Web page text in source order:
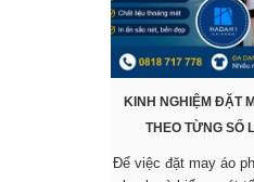
KINH NGHIỆM ĐẶT
THEO TỪNG SỐ
Để việc đặt may áo